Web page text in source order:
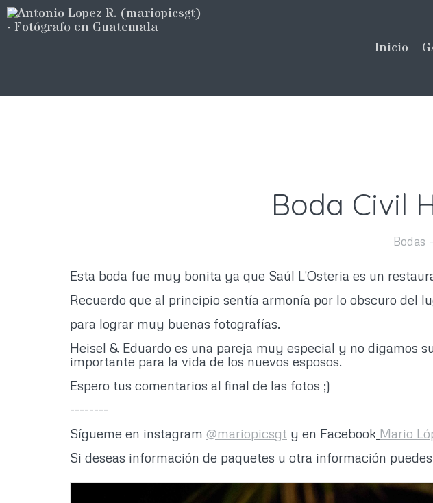
Inicio
Boda Civil
Bodas
Esta boda fue muy bonita ya que Saúl L'Osteria es un
Recuerdo que al principio sentía armonía por lo obscuro del
para lograr muy buenas fotografías.
Heisel & Eduardo es una pareja muy especial y no digamos
importante para la vida de los nuevos esposos.
Espero tus comentarios al final de las fotos ;)
--------
Sígueme en instagram @mariopicsgt y en Facebook Mario
Si deseas información de paquetes u otra información